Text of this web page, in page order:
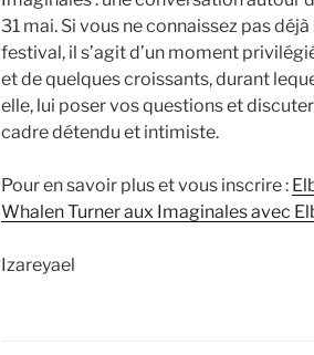
31 mai. Si vous ne connaissez pas
festival, il s’agit d’un moment
et de quelques croissants, durant
elle, lui poser vos questions et
cadre détendu et intimiste.
Pour en savoir plus et vous inscrire :
Whalen Turner aux Imaginales avec
Izareyael